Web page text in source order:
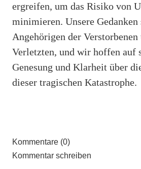
ergreifen, um das Risiko von
minimieren. Unsere Gedanken
Angehörigen der Verstorbenen
Verletzten, und wir hoffen auf
Genesung und Klarheit über
dieser tragischen Katastrophe.
Kommentare (0)
Kommentar schreiben